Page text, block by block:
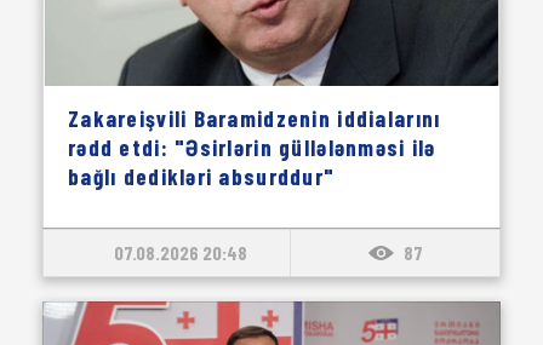
Zakareişvili Baramidzenin iddialarını
rədd etdi: "Əsirlərin güllələnməsi ilə
bağlı dedikləri absurddur"
07.08.2026 20:48 87